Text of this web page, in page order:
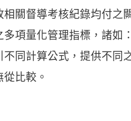
關督導考核紀錄均付之
項量化管理指標，諸如
同計算公式，提供不同
比較。